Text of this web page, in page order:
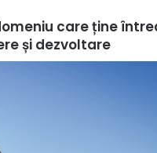
care ține
și dezvoltare